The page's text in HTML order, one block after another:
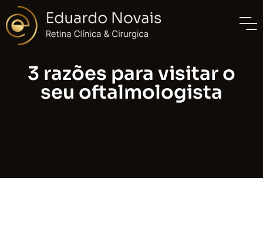
3 razões para visitar o
seu oftalmologista